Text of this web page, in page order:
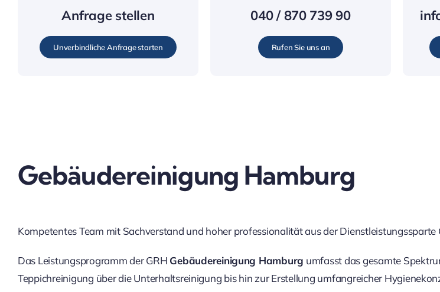
Anfrage stellen
Unverbindliche Anfrage starten
040 / 870 739 90
Rufen Sie uns an
Gebäudereinigung Hamburg
Kompetentes Team mit Sachverstand und hoher professionalität aus der
Das Leistungsprogramm der GRH Gebäudereinigung Hamburg umfasst das gesamte
Teppichreinigung über die Unterhaltsreinigung bis hin zur Erstellung umfangreicher